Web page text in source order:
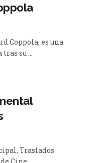
Coppola, es una
su ...
Traslados